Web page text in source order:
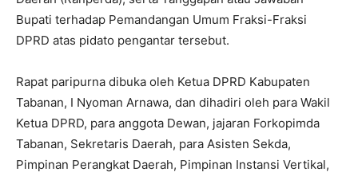
Bupati terhadap Pemandangan Umum Fraksi-Fraksi
DPRD atas pidato pengantar tersebut.
Rapat paripurna dibuka oleh Ketua DPRD Kabupaten
Tabanan, I Nyoman Arnawa, dan dihadiri oleh para Wakil
Ketua DPRD, para anggota Dewan, jajaran Forkopimda
Tabanan, Sekretaris Daerah, para Asisten Sekda,
Pimpinan Perangkat Daerah, Pimpinan Instansi Vertikal,